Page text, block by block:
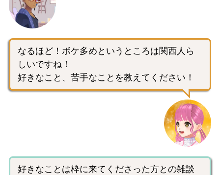
なるほど！ボケ多めというところは関西人ら
しいですね！
好きなこと、苦手なことを教えてください！
好きなことは枠に来てくださった方との雑談